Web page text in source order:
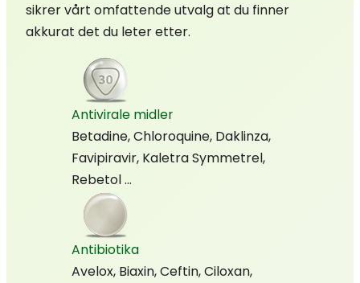
sikrer vårt omfattende utvalg at du finner
akkurat det du leter etter.
Antivirale midler
Betadine, Chloroquine, Daklinza,
Favipiravir, Kaletra Symmetrel,
Rebetol …
Antibiotika
Avelox, Biaxin, Ceftin, Ciloxan,